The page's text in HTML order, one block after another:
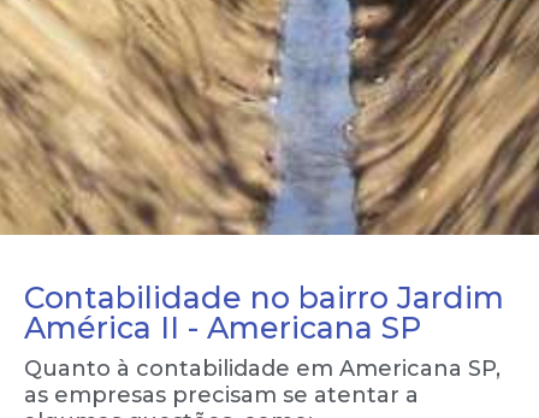
Contabilidade no bairro Jardim
América II - Americana SP
Quanto à contabilidade em Americana SP,
as empresas precisam se atentar a